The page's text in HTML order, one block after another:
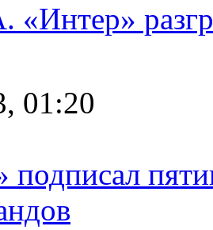
«Интер»
01:20
подписал